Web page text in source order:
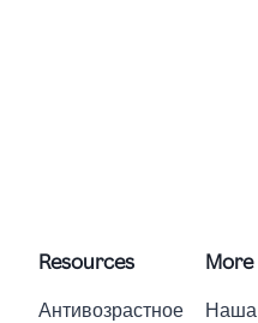
Resources
Антивозрастное
More
Наша